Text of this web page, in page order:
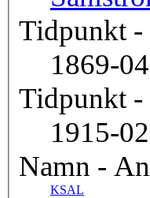
Tidpunkt -
1869-
Tidpunkt -
1915-
Namn -
KSAL